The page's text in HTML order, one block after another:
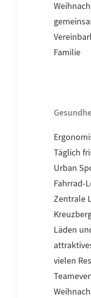
Familie
Täglich
Urban
Fahrrad-
Zentrale
Läden
vielen